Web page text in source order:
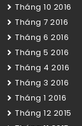
Tháng 10 2016
Tháng 7 2016
Tháng 6 2016
Tháng 5 2016
Tháng 4 2016
Tháng 3 2016
Tháng 1 2016
Tháng 12 2015